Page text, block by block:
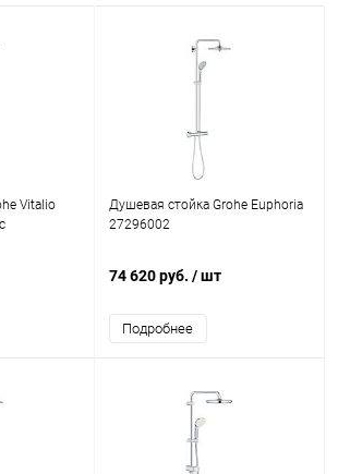
Vitalio
Душевая стойка Grohe Euphoria
27296002
74 620 руб. / шт
Подробнее